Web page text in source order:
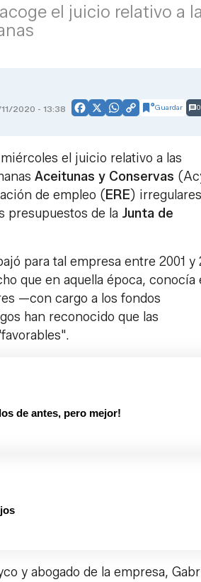
el juicio relativo a
2020 - 13:38 Facebook
X WhatsApp
CopyGuardar 0
el juicio relativo a las
Aceitunas y Conservas
de empleo (ERE)
presupuestos de la Junta de
para tal empresa entre 2001 y
que en aquella época, conocía
—con cargo a los fondos
han reconocido que las
de antes, pero mejor!
y abogado de la empresa,